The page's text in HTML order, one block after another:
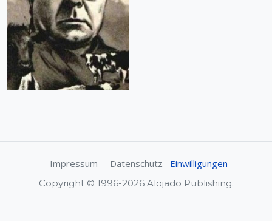
Impressum Datenschutz Einwilligungen
Copyright © 1996-2026 Alojado Publishing.